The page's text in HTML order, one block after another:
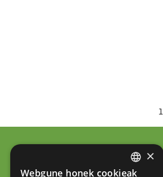
×
Webgune honek cookieak